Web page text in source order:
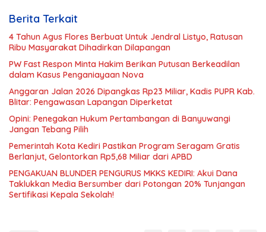
Berita Terkait
4 Tahun Agus Flores Berbuat Untuk Jendral Listyo, Ratusan
Ribu Masyarakat Dihadirkan Dilapangan
PW Fast Respon Minta Hakim Berikan Putusan Berkeadilan
dalam Kasus Penganiayaan Nova
Anggaran Jalan 2026 Dipangkas Rp23 Miliar, Kadis PUPR Kab.
Blitar: Pengawasan Lapangan Diperketat
Opini: Penegakan Hukum Pertambangan di Banyuwangi
Jangan Tebang Pilih
Pemerintah Kota Kediri Pastikan Program Seragam Gratis
Berlanjut, Gelontorkan Rp5,68 Miliar dari APBD
PENGAKUAN BLUNDER PENGURUS MKKS KEDIRI: Akui Dana
Taklukkan Media Bersumber dari Potongan 20% Tunjangan
Sertifikasi Kepala Sekolah!